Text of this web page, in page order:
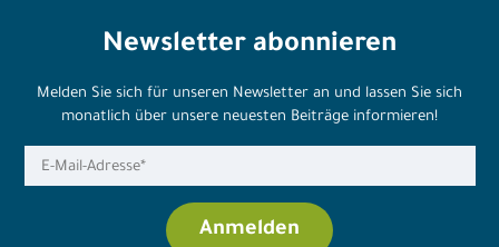
Newsletter abonnieren
Melden Sie sich für unseren Newsletter an und lassen Sie sich
monatlich über unsere neuesten Beiträge informieren!